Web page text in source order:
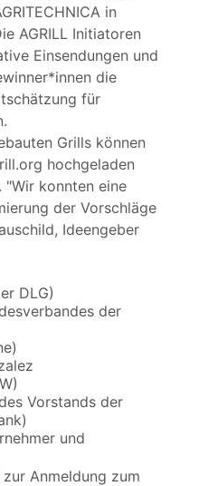
in
AGRILL Initiatoren
Einsendungen und
die
für
Grills können
hochgeladen
Wir konnten eine
der Vorschläge
Ideengeber
DLG)
der
Vorstands der
und
Anmeldung zum